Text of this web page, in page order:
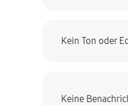
Kein Ton oder
Keine